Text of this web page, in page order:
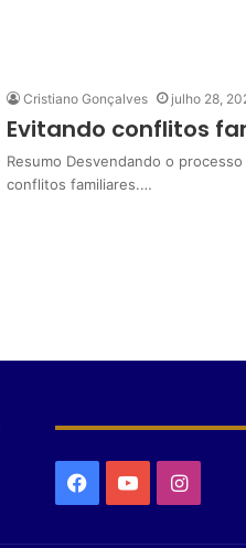
Cristiano Gonçalves julho 28,
Evitando conflitos
Resumo Desvendando o
conflitos familiares.…